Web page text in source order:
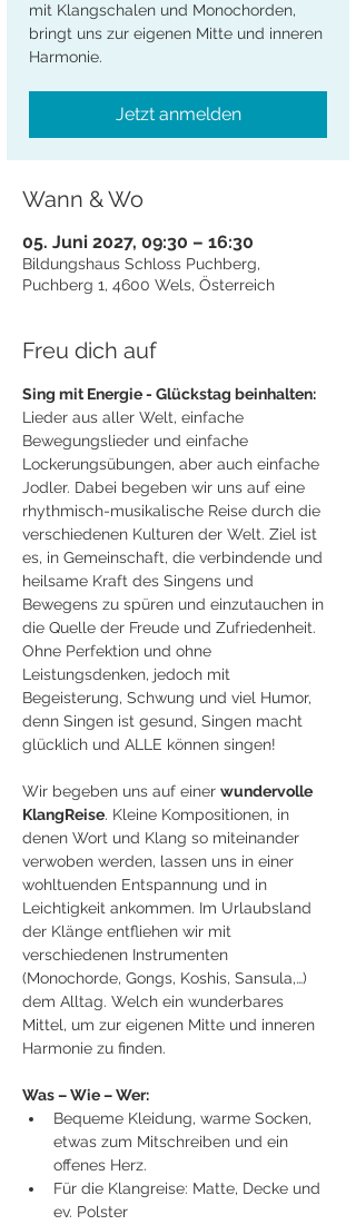
mit Klangschalen und Monochorden,
bringt uns zur eigenen Mitte und inneren
Harmonie.
Jetzt anmelden
Wann & Wo
05. Juni 2027, 09:30 – 16:30
Bildungshaus Schloss Puchberg,
Puchberg 1, 4600 Wels, Österreich
Freu dich auf
Sing mit Energie - Glückstag beinhalten:
Lieder aus aller Welt, einfache
Bewegungslieder und einfache
Lockerungsübungen, aber auch einfache
Jodler. Dabei begeben wir uns auf eine
rhythmisch-musikalische Reise durch die
verschiedenen Kulturen der Welt. Ziel ist
es, in Gemeinschaft, die verbindende und
heilsame Kraft des Singens und
Bewegens zu spüren und einzutauchen in
die Quelle der Freude und Zufriedenheit.
Ohne Perfektion und ohne
Leistungsdenken, jedoch mit
Begeisterung, Schwung und viel Humor,
denn Singen ist gesund, Singen macht
glücklich und ALLE können singen!
Wir begeben uns auf einer wundervolle
KlangReise. Kleine Kompositionen, in
denen Wort und Klang so miteinander
verwoben werden, lassen uns in einer
wohltuenden Entspannung und in
Leichtigkeit ankommen. Im Urlaubsland
der Klänge entfliehen wir mit
verschiedenen Instrumenten
(Monochorde, Gongs, Koshis, Sansula,…)
dem Alltag. Welch ein wunderbares
Mittel, um zur eigenen Mitte und inneren
Harmonie zu finden.
Was – Wie – Wer:
Bequeme Kleidung, warme Socken,
etwas zum Mitschreiben und ein
offenes Herz.
Für die Klangreise: Matte, Decke und
ev. Polster